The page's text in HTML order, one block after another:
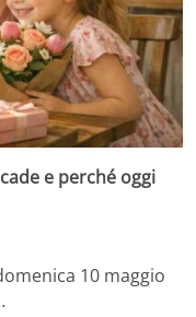
e perché oggi
10 maggio